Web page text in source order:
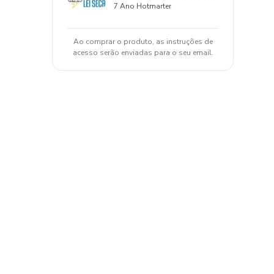
7 Ano Hotmarter
Ao comprar o produto, as instruções de
acesso serão enviadas para o seu email.